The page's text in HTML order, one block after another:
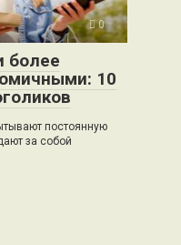
0
более
10
постоянную
за собой